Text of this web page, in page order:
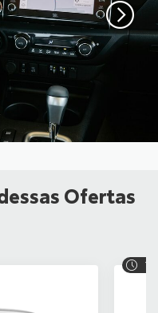
Ofertas